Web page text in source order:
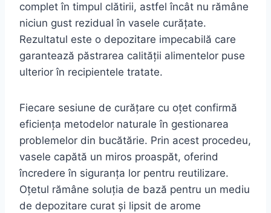
complet în timpul clătirii, astfel încât nu rămâne
niciun gust rezidual în vasele curățate.
Rezultatul este o depozitare impecabilă care
garantează păstrarea calității alimentelor puse
ulterior în recipientele tratate.
Fiecare sesiune de curățare cu oțet confirmă
eficiența metodelor naturale în gestionarea
problemelor din bucătărie. Prin acest procedeu,
vasele capătă un miros proaspăt, oferind
încredere în siguranța lor pentru reutilizare.
Oțetul rămâne soluția de bază pentru un mediu
de depozitare curat și lipsit de arome